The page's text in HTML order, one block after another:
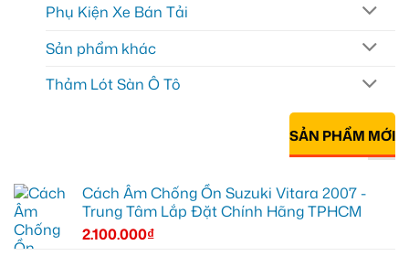
Phụ Kiện Xe Bán Tải
Sản phẩm khác
Thảm Lót Sàn Ô Tô
SẢN PHẨM MỚI
Cách Âm Chống Ồn Suzuki Vitara 2007 -
Trung Tâm Lắp Đặt Chính Hãng TPHCM
2.100.000₫